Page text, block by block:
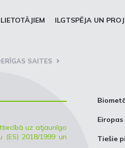
ILGTSPĒJA UN
SAITES
uz atjaunīgo
(ES) 2018/1999 un
kārtība
Tiešie